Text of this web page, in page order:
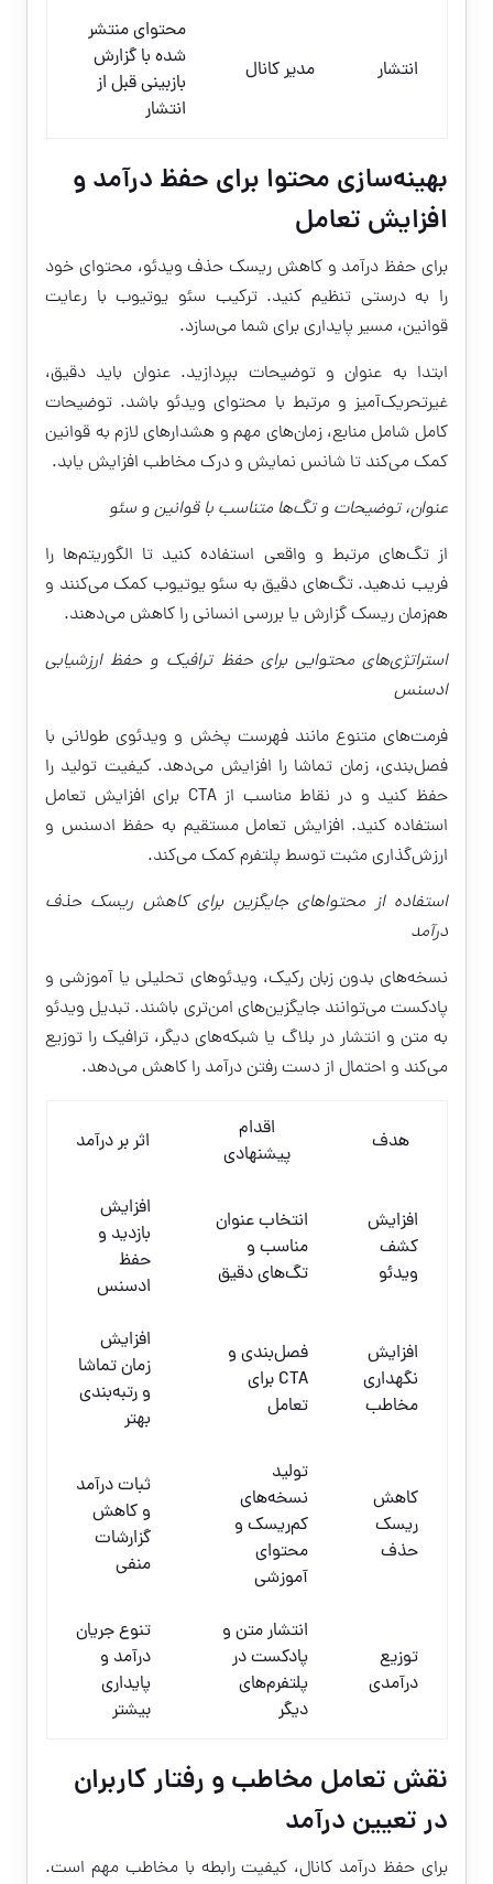
انتشار مدیر کانال
محتوای منتشر
شده با گزارش
بازبینی قبل از
انتشار
بهینه‌سازی محتوا برای حفظ درآمد و
افزایش تعامل
برای حفظ درآمد و کاهش ریسک حذف ویدئو، محتوای خود
را به درستی تنظیم کنید. ترکیب سئو یوتیوب با رعایت
قوانین، مسیر پایداری برای شما می‌سازد.
ابتدا به عنوان و توضیحات بپردازید. عنوان باید دقیق،
غیرتحریک‌آمیز و مرتبط با محتوای ویدئو باشد. توضیحات
کامل شامل منابع، زمان‌های مهم و هشدارهای لازم به قوانین
کمک می‌کند تا شانس نمایش و درک مخاطب افزایش یابد.
عنوان، توضیحات و تگ‌ها متناسب با قوانین و سئو
از تگ‌های مرتبط و واقعی استفاده کنید تا الگوریتم‌ها را
فریب ندهید. تگ‌های دقیق به سئو یوتیوب کمک می‌کنند و
هم‌زمان ریسک گزارش یا بررسی انسانی را کاهش می‌دهند.
استراتژی‌های محتوایی برای حفظ ترافیک و حفظ ارزشیابی
ادسنس
فرمت‌های متنوع مانند فهرست پخش و ویدئوی طولانی با
فصل‌بندی، زمان تماشا را افزایش می‌دهد. کیفیت تولید را
حفظ کنید و در نقاط مناسب از CTA برای افزایش تعامل
استفاده کنید. افزایش تعامل مستقیم به حفظ ادسنس و
ارزش‌گذاری مثبت توسط پلتفرم کمک می‌کند.
استفاده از محتواهای جایگزین برای کاهش ریسک حذف
درآمد
نسخه‌های بدون زبان رکیک، ویدئوهای تحلیلی یا آموزشی و
پادکست می‌توانند جایگزین‌های امن‌تری باشند. تبدیل ویدئو
به متن و انتشار در بلاگ یا شبکه‌های دیگر، ترافیک را توزیع
می‌کند و احتمال از دست رفتن درآمد را کاهش می‌دهد.
هدف
اقدام
پیشنهادی
اثر بر درآمد
افزایش
کشف
ویدئو
انتخاب عنوان
مناسب و
تگ‌های دقیق
افزایش
بازدید و
حفظ
ادسنس
افزایش
نگهداری
مخاطب
فصل‌بندی و
CTA برای
تعامل
افزایش
زمان تماشا
و رتبه‌بندی
بهتر
کاهش
ریسک
حذف
تولید
نسخه‌های
کم‌ریسک و
محتوای
آموزشی
ثبات درآمد
و کاهش
گزارشات
منفی
توزیع
درآمدی
انتشار متن و
پادکست در
پلتفرم‌های
دیگر
تنوع جریان
درآمد و
پایداری
بیشتر
نقش تعامل مخاطب و رفتار کاربران
در تعیین درآمد
برای حفظ درآمد کانال، کیفیت رابطه با مخاطب مهم است.